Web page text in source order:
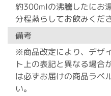
約300mlの沸騰したにお
分程蒸らしてお飲みくださ
備考
※商品改定により、デザ
ト上の表記と異なる場合
は必ずお届けの商品ラベ
い。